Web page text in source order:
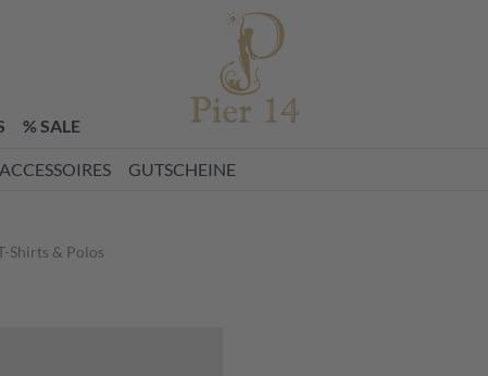
% SALE
ACCESSOIRES GUTSCHEINE
Shirts & Polos